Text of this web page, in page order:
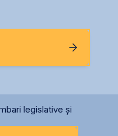
legislative și